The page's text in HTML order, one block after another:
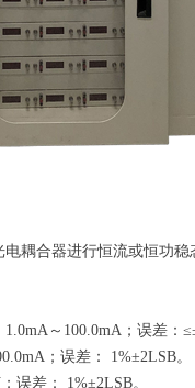
耦合器进行恒流或恒功稳
～100.0mA；误差：
；误差： 1%±2LSB。
误差： 1%±2LSB。